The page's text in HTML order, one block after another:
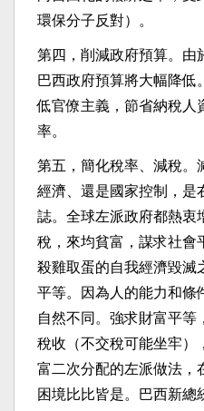
環保分子反對）。
第四，削減政府預算。由
巴西政府預算將大幅降低
低官僚主義，節省納稅人
率。
第五，簡化稅率、減稅。
經濟、還是國家控制，是
誌。全球左派政府都熱衷
稅，來均貧富，謀求社會
殺雞取蛋的自我經濟毀滅
平等。因為人的能力和條
自然不同。強求財富平等
稅收（不交稅可能坐牢）
富二次分配的左派做法，
困境比比皆是。巴西新總